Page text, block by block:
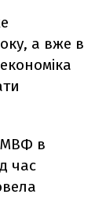
а вже в
МВФ в
час